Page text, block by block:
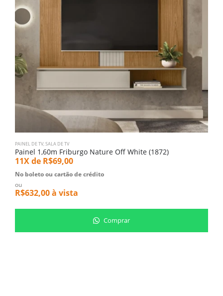
PAINEL DE TV,SALA DE TV
Painel 1,60m Friburgo Nature Off White (1872)
11X de R$69,00
No boleto ou cartão de crédito
ou
R$632,00à vista
Comprar